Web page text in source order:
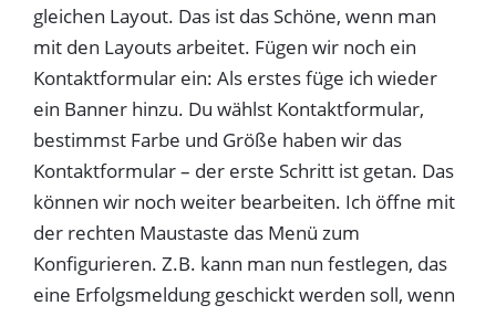
gleichen Layout. Das ist das Schöne, wenn man
mit den Layouts arbeitet. Fügen wir noch ein
Kontaktformular ein: Als erstes füge ich wieder
ein Banner hinzu. Du wählst Kontaktformular,
bestimmst Farbe und Größe haben wir das
Kontaktformular – der erste Schritt ist getan. Das
können wir noch weiter bearbeiten. Ich öffne mit
der rechten Maustaste das Menü zum
Konfigurieren. Z.B. kann man nun festlegen, das
eine Erfolgsmeldung geschickt werden soll, wenn